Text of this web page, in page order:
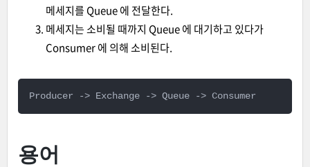
메세지를 Queue 에 전달한다.
메세지는 소비될 때까지 Queue 에 대기하고 있다가
Consumer 에 의해 소비된다.
Producer -> Exchange -> Queue -> Consumer
용어